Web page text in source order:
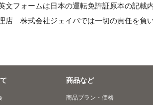
文フォームは日本の運転免許証原本の記載
店 株式会社ジェイバでは一切の責任を負い
商品など
商品プラン・価格